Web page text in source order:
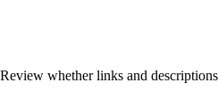
Review whether links and